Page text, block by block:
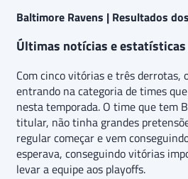
Baltimore Ravens | Resultados
Últimas notícias e estatísticas
Com cinco vitórias e três derrotas,
entrando na categoria de times
nesta temporada. O time que tem
titular, não tinha grandes
regular começar e vem
esperava, conseguindo vitórias
levar a equipe aos playoffs.